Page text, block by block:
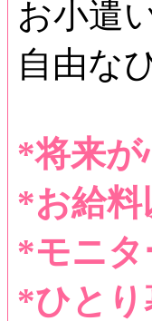
お小遣
自由な
*将来が
*お給料
*モニタ
*ひとり